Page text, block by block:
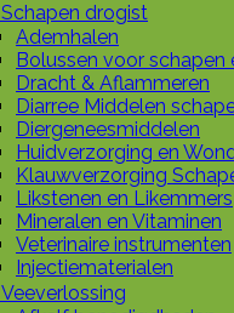
Schapen drogist
Ademhalen
Bolussen voor schapen
Dracht & Aflammeren
Diarree Middelen
Diergeneesmiddelen
Huidverzorging en
Klauwverzorging
Likstenen en Likemmers
Mineralen en Vitaminen
Veterinaire instrumenten
Injectiematerialen
Veeverlossing